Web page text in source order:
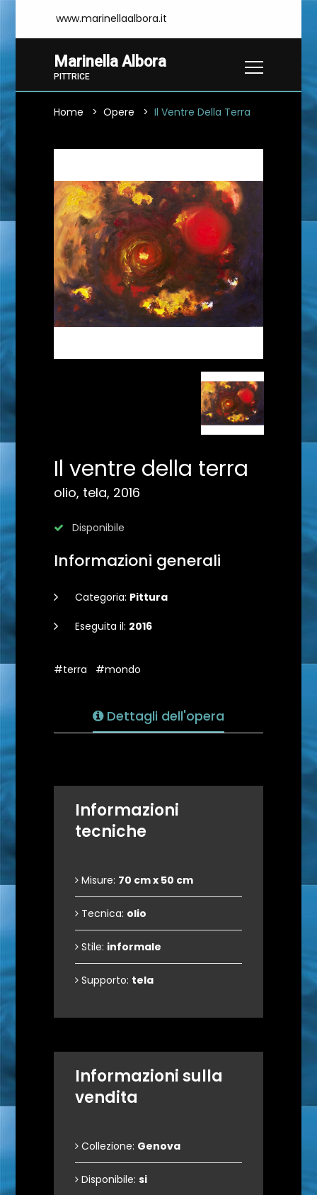
www.marinellaalbora.it
Marinella Albora
PITTRICE
Home Opere Il Ventre Della Terra
Il ventre della terra
olio, tela, 2016
Disponibile
Informazioni generali
Categoria: Pittura
Eseguita il: 2016
#terra #mondo
Dettagli dell'opera
Informazioni
tecniche
Misure: 70 cm x 50 cm
Tecnica: olio
Stile: informale
Supporto: tela
Informazioni sulla
vendita
Collezione: Genova
Disponibile: si